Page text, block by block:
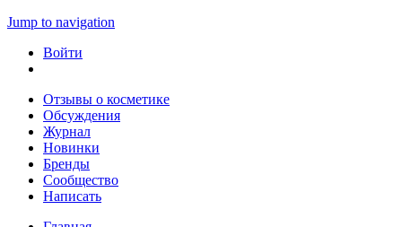
Jump to navigation
Войти
Отзывы о косметике
Обсуждения
Журнал
Новинки
Бренды
Сообщество
Написать